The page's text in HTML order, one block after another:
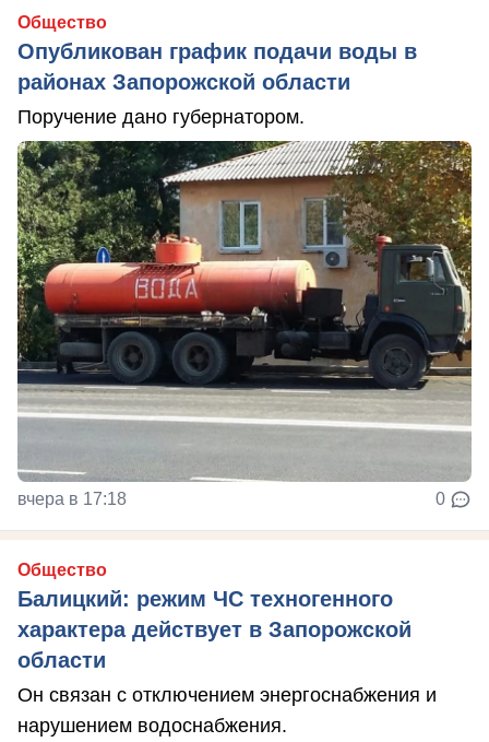
Общество
Опубликован график подачи воды в
районах Запорожской области
Поручение дано губернатором.
вчера в 17:18 0
Общество
Балицкий: режим ЧС техногенного
характера действует в Запорожской
области
Он связан с отключением энергоснабжения и
нарушением водоснабжения.